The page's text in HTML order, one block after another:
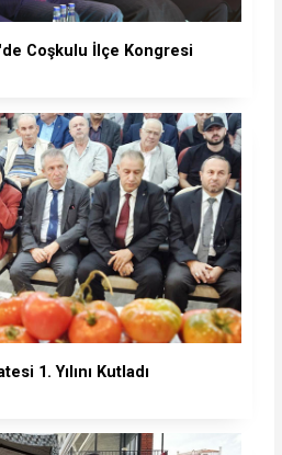
Coşkulu İlçe Kongresi
1. Yılını Kutladı